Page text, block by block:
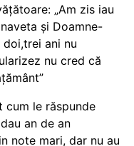
„Am zis iau
și Doamne-
ani nu
nu cred că
cum le răspunde
an de an
note mari, dar nu au